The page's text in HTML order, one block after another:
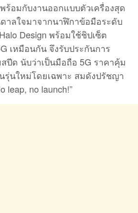
ร้อมกับงานออกแบบตัวเครื่องสุด
าลใจมาจากนาฬิกาข้อมือระดับ
Design พร้อมใช้ชิปเซ็ต
เหมือนกัน จึงรับประกันการ
ปีด นับว่าเป็นมือถือ 5G ราคาคุ้ม
นใหม่โดยเฉพาะ สมดังปรัชญา
leap, no launch!”